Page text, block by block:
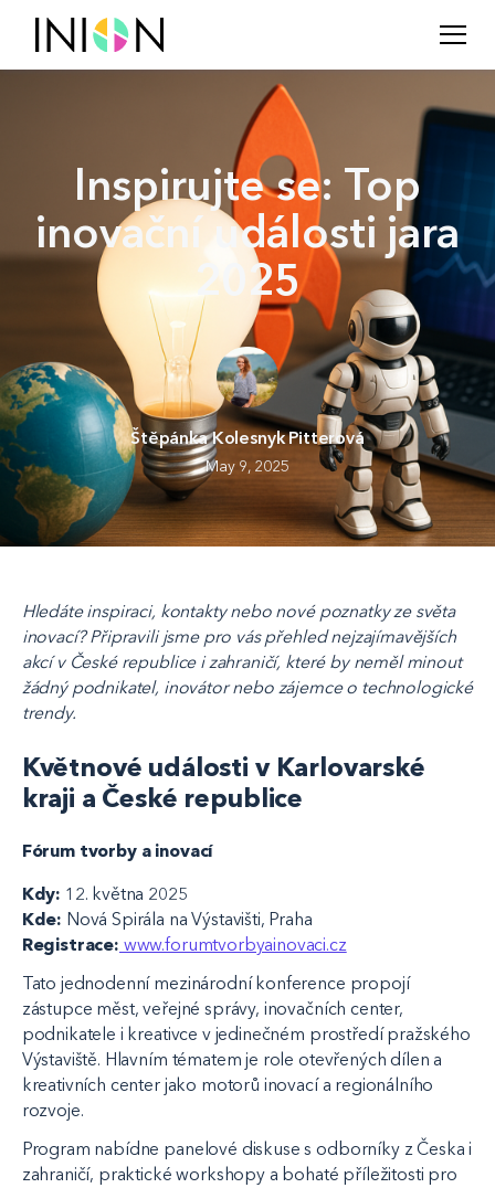
Inspirujte se: Top
inovační události jara
2025
Štěpánka Kolesnyk Pitterová
May 9, 2025
Hledáte inspiraci, kontakty nebo nové poznatky ze světa
inovací? Připravili jsme pro vás přehled nejzajímavějších
akcí v České republice i zahraničí, které by neměl minout
žádný podnikatel, inovátor nebo zájemce o technologické
trendy.
Květnové události v Karlovarské
kraji a České republice
Fórum tvorby a inovací
Kdy: 12. května 2025
Kde: Nová Spirála na Výstavišti, Praha
Registrace: www.forumtvorbyainovaci.cz
Tato jednodenní mezinárodní konference propojí
zástupce měst, veřejné správy, inovačních center,
podnikatele i kreativce v jedinečném prostředí pražského
Výstaviště. Hlavním tématem je role otevřených dílen a
kreativních center jako motorů inovací a regionálního
rozvoje.
Program nabídne panelové diskuse s odborníky z Česka i
zahraničí, praktické workshopy a bohaté příležitosti pro